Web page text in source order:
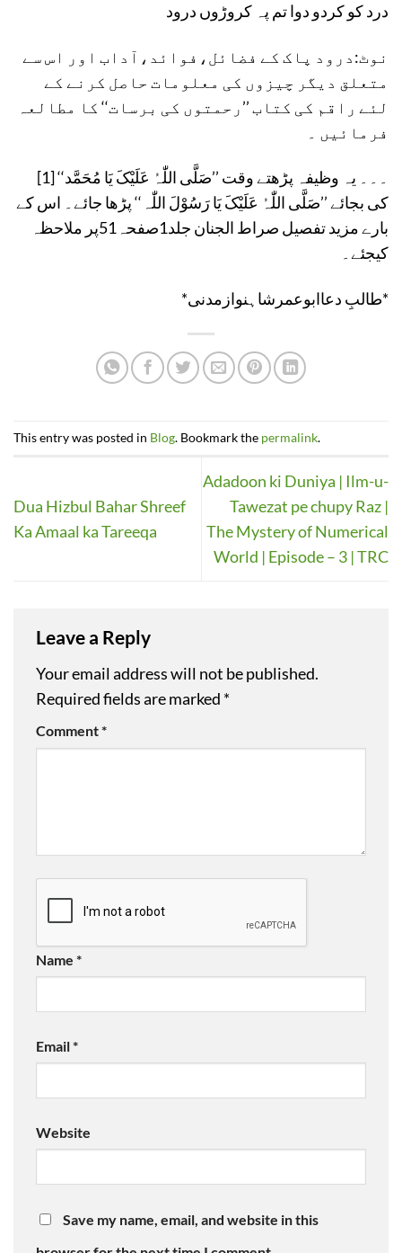
درد کو کردو دوا تم پہ کروڑوں درود
نوٹ:درود پاک کے فضائل،فوائد،آداب اور اس سے
متعلق دیگر چیزوں کی معلومات حاصل کرنے کے
لئے راقم کی کتاب ’’رحمتوں کی برسات‘‘ کا مطالعہ
فرمائیں ۔
[1] ۔۔۔ یہ وظیفہ پڑھتے وقت ’’صَلَّی اللّٰہُ عَلَیْکَ یَا مُحَمَّد‘‘
کی بجائے ’’صَلَّی اللّٰہُ عَلَیْکَ یَا رَسُوْلَ اللّٰہ‘‘ پڑھا جائے۔ اس کے
بارے مزید تفصیل صراط الجنان جلد1صفحہ51پر ملاحظہ
کیجئے۔
*طالبِ دعاابوعمرشاہنوازمدنی*
This entry was posted in Blog. Bookmark the permalink.
Dua Hizbul Bahar Shreef
Ka Amaal ka Tareeqa
Adadoon ki Duniya | Ilm-u-
Tawezat pe chupy Raz |
The Mystery of Numerical
World | Episode – 3 | TRC
Leave a Reply
Your email address will not be published.
Required fields are marked *
Comment*
Name *
Email*
Website
Save my name, email, and website in this